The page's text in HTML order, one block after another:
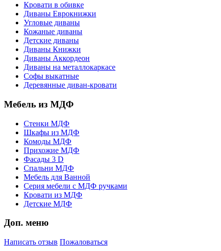
Кровати в обивке
Диваны Еврокнижки
Угловые диваны
Кожаные диваны
Детские диваны
Диваны Книжки
Диваны Аккордеон
Диваны на металлокаркасе
Софы выкатные
Деревянные диван-кровати
Мебель из МДФ
Стенки МДФ
Шкафы из МДФ
Комоды МДФ
Прихожие МДФ
Фасады 3 D
Спальни МДФ
Мебель для Ванной
Серия мебели с МДФ ручками
Кровати из МДФ
Детские МДФ
Доп. меню
Написать отзыв Пожаловаться